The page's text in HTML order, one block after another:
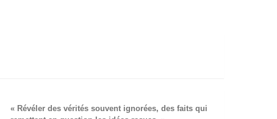
« Révéler des vérités souvent ignorées, des faits qui